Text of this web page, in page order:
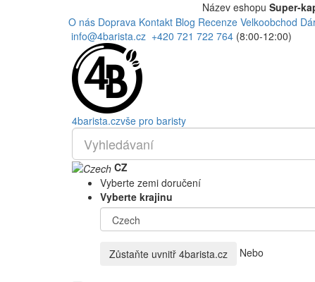
Název eshopu Super-
O nás Doprava Kontakt Blog Recenze Velkoobchod
info@4barista.cz +420 721 722 764 (8:00-12:00)
4barista.czvše pro baristy
CZ
Vyberte zemi doručení
Vyberte krajinu
Zůstaňte uvnitř 4barista.cz Nebo